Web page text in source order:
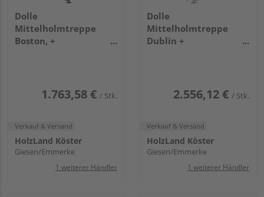
Dolle
Mittelholmtreppe
Boston, +
anthrazit1.763,58 € / Stk.
Verkauf & Versand
HolzLand Köster
Giesen/Emmerke
1 weiterer Händler
Dolle
Mittelholmtreppe
Dublin +
Metallkomp perlgrau
2.556,12 € / Stk.
Verkauf & Versand
HolzLand Köster
Giesen/Emmerke
1 weiterer Händler